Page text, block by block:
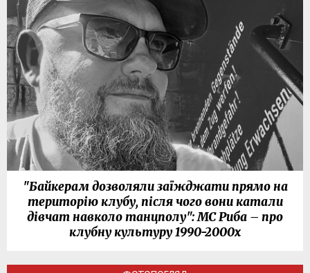
"Байкерам дозволяли заїжджати прямо на
територію клубу, після чого вони катали
дівчат навколо танцполу": МС Риба – про
клубну культуру 1990-2000х